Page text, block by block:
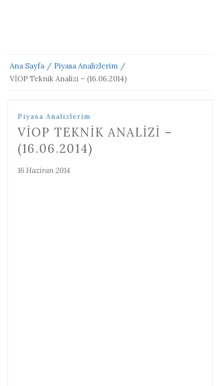
Ana Sayfa
Piyasa Analizlerim
VİOP Teknik Analizi – (16.06.2014)
Piyasa Analizlerim
VİOP TEKNIK ANALIZI –
(16.06.2014)
16 Haziran 2014